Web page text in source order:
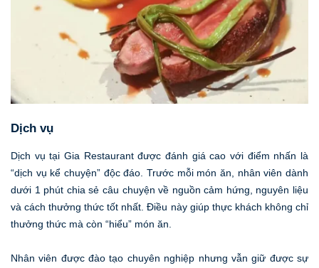
Dịch vụ
Dịch vụ tại Gia Restaurant được đánh giá cao với điểm nhấn là
“dịch vụ kể chuyện” độc đáo. Trước mỗi món ăn, nhân viên dành
dưới 1 phút chia sẻ câu chuyện về nguồn cảm hứng, nguyên liệu
và cách thưởng thức tốt nhất. Điều này giúp thực khách không chỉ
thưởng thức mà còn “hiểu” món ăn.
Nhân viên được đào tạo chuyên nghiệp nhưng vẫn giữ được sự